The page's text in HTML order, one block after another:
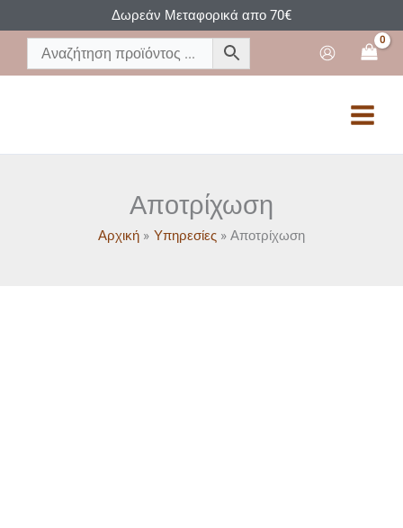
στο
περιεχόμενο
Δωρεάν Μεταφορικά απο 70€
Αποτρίχωση
Αρχική Υπηρεσίες Αποτρίχωση